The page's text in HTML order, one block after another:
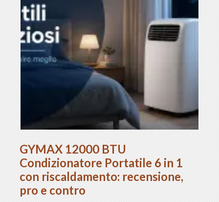
GYMAX 12000 BTU
Condizionatore Portatile 6 in 1
con riscaldamento: recensione,
pro e contro